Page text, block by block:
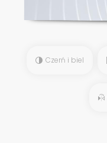
Czerń i biel